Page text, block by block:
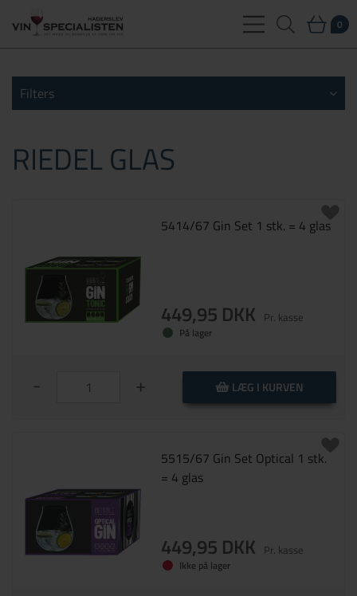
0
Filters
RIEDEL GLAS
5414/67 Gin Set 1 stk. = 4 glas
449,95 DKK Pr. kasse
På lager
- + LÆG I KURVEN
5515/67 Gin Set Optical 1 stk.
= 4 glas
449,95 DKK Pr. kasse
Ikke på lager